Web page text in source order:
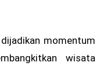
momentum
wisata